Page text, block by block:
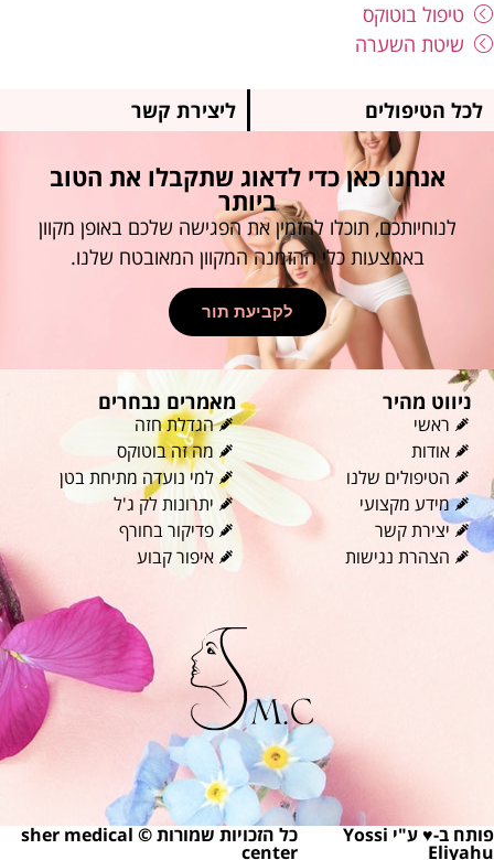
טיפול בוטוקס
שיטת השערה
לכל הטיפולים ליצירת קשר
אנחנו כאן כדי לדאוג שתקבלו את הטוב
ביותר
לנוחיותכם, תוכלו להזמין את הפגישה שלכם באופן מקוון
באמצעות כלי ההזמנה המקוון המאובטח שלנו.
לקביעת תור
ניווט מהיר
ראשי
אודות
הטיפולים שלנו
מידע מקצועי
יצירת קשר
הצהרת נגישות
מאמרים נבחרים
הגדלת חזה
מה זה בוטוקס
למי נועדה מתיחת בטן
יתרונות לק ג'ל
פדיקור בחורף
איפור קבוע
פותח ב-♥ ע"י Yossi
Eliyahu
כל הזכויות שמורות © sher medical
center